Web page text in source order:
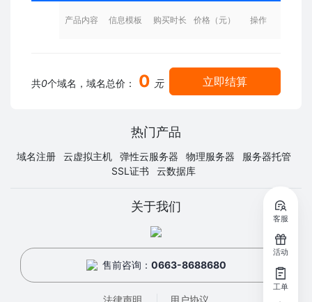
产品内容 信息模板 购买时长 价格（元） 操作
共0个域名，域名总价： 0 元 立即结算
热门产品
域名注册 云虚拟主机 弹性云服务器 物理服务器
服务器托管
SSL证书
云数据库
关于我们
售前咨询： 0663-8688680
法律声明 用户协议
客服
活动
工单